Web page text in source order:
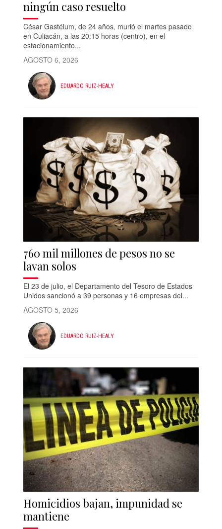
ningún caso resuelto
César Gastélum, de 24 años, murió el martes pasado
en Culiacán, a las 20:15 horas (centro), en el
estacionamiento...
AGOSTO 6, 2026
EDUARDO RUIZ-HEALY
760 mil millones de pesos no se
lavan solos
El 23 de julio, el Departamento del Tesoro de Estados
Unidos sancionó a 39 personas y 16 empresas del...
AGOSTO 5, 2026
EDUARDO RUIZ-HEALY
Homicidios bajan, impunidad se
mantiene